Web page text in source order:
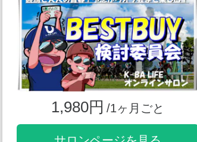
1,980円 /1ヶ月ごと